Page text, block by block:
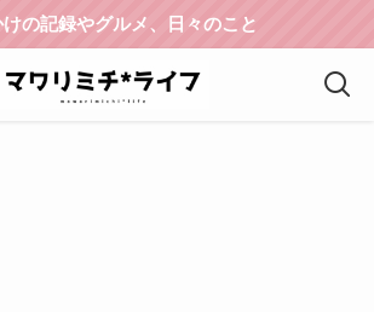
の記録やグルメ、日々のこと